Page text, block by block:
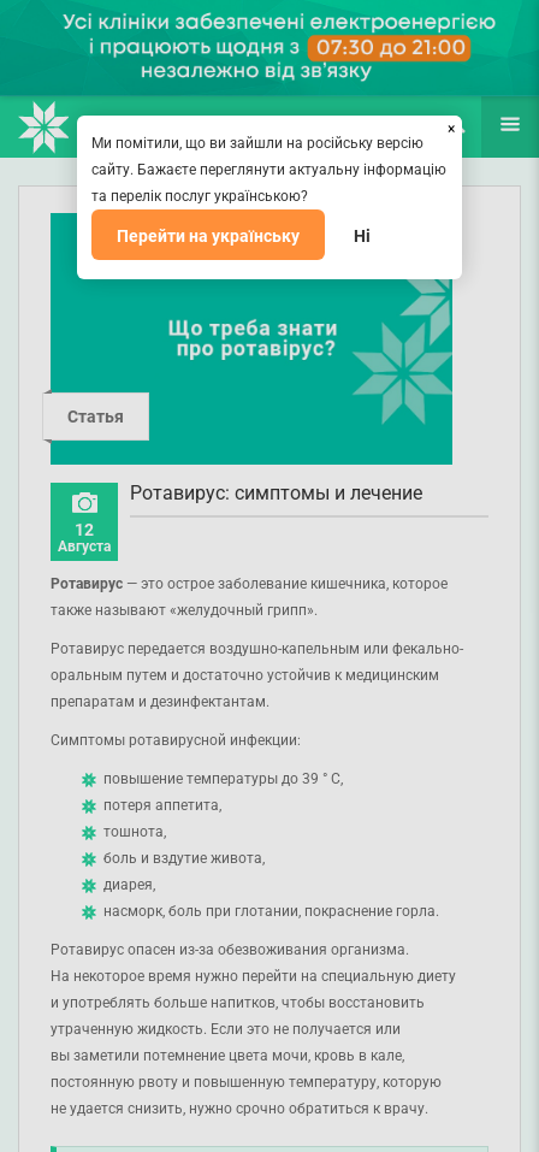
(067) 127-03-03
ПОИСК ЕЩЁ
Статья
12
Августа
Ротавирус: симптомы и лечение
Ротавирус — это острое заболевание кишечника, которое
также называют «желудочный грипп».
Ротавирус передается воздушно-капельным или фекально-
оральным путем и достаточно устойчив к медицинским
препаратам и дезинфектантам.
Симптомы ротавирусной инфекции:
повышение температуры до 39 ° C,
потеря аппетита,
тошнота,
боль и вздутие живота,
диарея,
насморк, боль при глотании, покраснение горла.
Ротавирус опасен из-за обезвоживания организма.
На некоторое время нужно перейти на специальную диету
и употреблять больше напитков, чтобы восстановить
утраченную жидкость. Если это не получается или
вы заметили потемнение цвета мочи, кровь в кале,
постоянную рвоту и повышенную температуру, которую
не удается снизить, нужно срочно обратиться к врачу.
×
Ми помітили, що ви зайшли на російську версію
сайту. Бажаєте переглянути актуальну інформацію
та перелік послуг українською?
Перейти на українську Ні